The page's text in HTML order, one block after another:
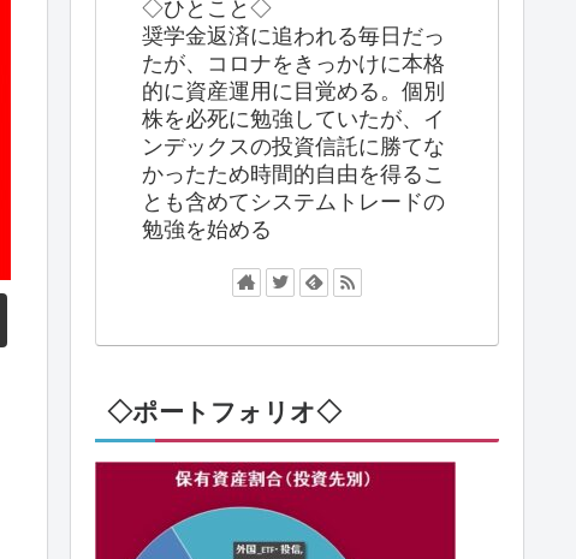
◇ひとこと◇
奨学金返済に追われる毎日だっ
たが、コロナをきっかけに本格
的に資産運用に目覚める。個別
株を必死に勉強していたが、イ
ンデックスの投資信託に勝てな
かったため時間的自由を得るこ
とも含めてシステムトレードの
勉強を始める
◇ポートフォリオ◇